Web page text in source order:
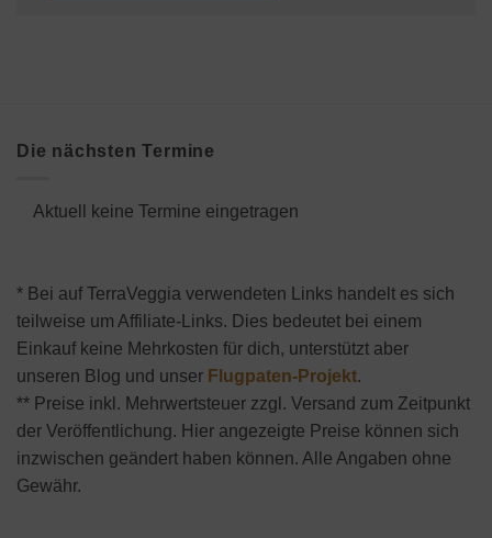
Die nächsten Termine
Aktuell keine Termine eingetragen
* Bei auf TerraVeggia verwendeten Links handelt es sich
teilweise um Affiliate-Links. Dies bedeutet bei einem
Einkauf keine Mehrkosten für dich, unterstützt aber
unseren Blog und unser Flugpaten-Projekt.
** Preise inkl. Mehrwertsteuer zzgl. Versand zum Zeitpunkt
der Veröffentlichung. Hier angezeigte Preise können sich
inzwischen geändert haben können. Alle Angaben ohne
Gewähr.